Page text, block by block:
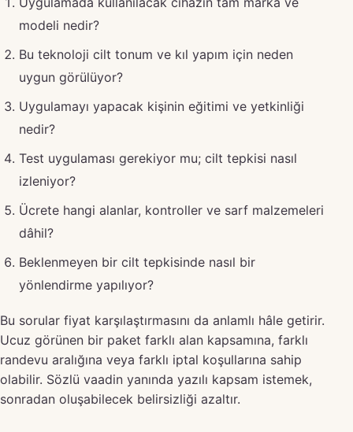
modeli nedir?
Bu teknoloji cilt tonum ve kıl yapım için neden
uygun görülüyor?
Uygulamayı yapacak kişinin eğitimi ve yetkinliği
nedir?
Test uygulaması gerekiyor mu; cilt tepkisi nasıl
izleniyor?
Ücrete hangi alanlar, kontroller ve sarf malzemeleri
dâhil?
Beklenmeyen bir cilt tepkisinde nasıl bir
yönlendirme yapılıyor?
Bu sorular fiyat karşılaştırmasını da anlamlı hâle getirir.
Ucuz görünen bir paket farklı alan kapsamına, farklı
randevu aralığına veya farklı iptal koşullarına sahip
olabilir. Sözlü vaadin yanında yazılı kapsam istemek,
sonradan oluşabilecek belirsizliği azaltır.